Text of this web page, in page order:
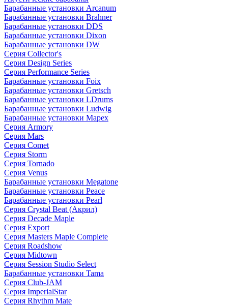
Барабанные установки Arcanum
Барабанные установки Brahner
Барабанные установки DDS
Барабанные установки Dixon
Барабанные установки DW
Серия Collector's
Серия Design Series
Серия Performance Series
Барабанные установки Foix
Барабанные установки Gretsch
Барабанные установки LDrums
Барабанные установки Ludwig
Барабанные установки Mapex
Серия Armory
Серия Mars
Серия Comet
Серия Storm
Серия Tornado
Серия Venus
Барабанные установки Megatone
Барабанные установки Peace
Барабанные установки Pearl
Серия Crystal Beat (Акрил)
Серия Decade Maple
Серия Export
Серия Masters Maple Complete
Серия Roadshow
Серия Midtown
Серия Session Studio Select
Барабанные установки Tama
Серия Club-JAM
Серия ImperialStar
Серия Rhythm Mate